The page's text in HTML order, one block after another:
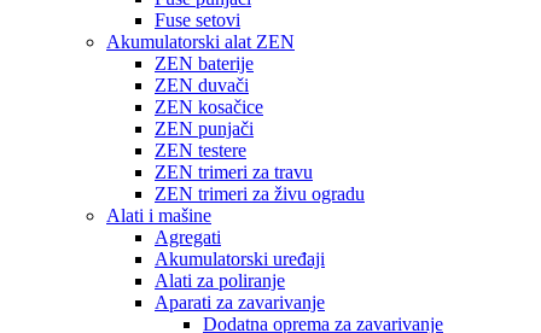
Fuse setovi
Akumulatorski alat ZEN
ZEN baterije
ZEN duvači
ZEN kosačice
ZEN punjači
ZEN testere
ZEN trimeri za travu
ZEN trimeri za živu ogradu
Alati i mašine
Agregati
Akumulatorski uređaji
Alati za poliranje
Aparati za zavarivanje
Dodatna oprema za zavarivanje